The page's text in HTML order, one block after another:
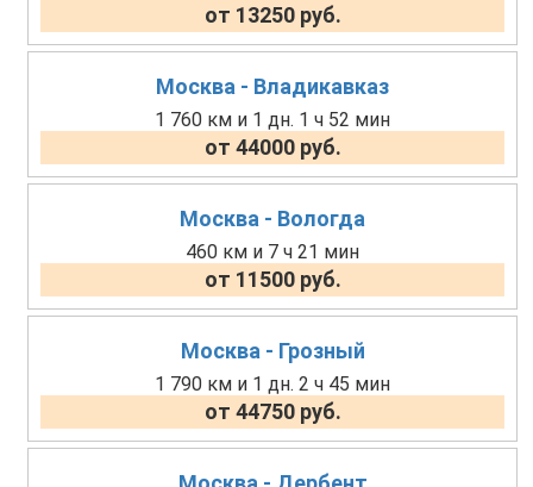
от 13250 руб.
Москва - Владикавказ
1 760 км и 1 дн. 1 ч 52 мин
от 44000 руб.
Москва - Вологда
460 км и 7 ч 21 мин
от 11500 руб.
Москва - Грозный
1 790 км и 1 дн. 2 ч 45 мин
от 44750 руб.